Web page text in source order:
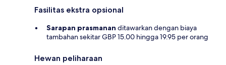
Fasilitas ekstra opsional
Sarapan prasmanan ditawarkan dengan biaya
tambahan sekitar GBP 15.00 hingga 19.95 per orang
Hewan peliharaan